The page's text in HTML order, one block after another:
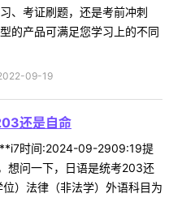
、考证刷题，还是考前冲刺
的产品可满足您学习上的不同
09-19
还是自命
时间:2024-09-2909:19提
想问一下，日语是统考203还
）法律（非法学）外语科目为